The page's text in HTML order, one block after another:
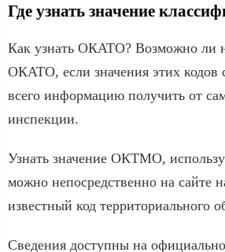
Где узнать значение
Как узнать ОКАТО? Возможно
ОКАТО, если значения этих
всего информацию получить от
инспекции.
Узнать значение ОКТМО,
можно непосредственно на сайте
известный код территориального
Сведения доступны на